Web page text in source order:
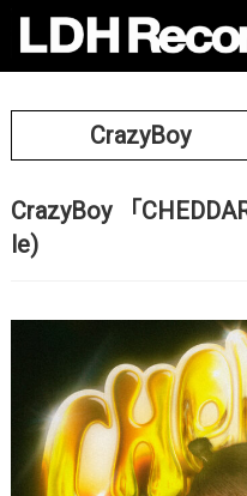
CrazyBoy
CrazyBoy 「
le)